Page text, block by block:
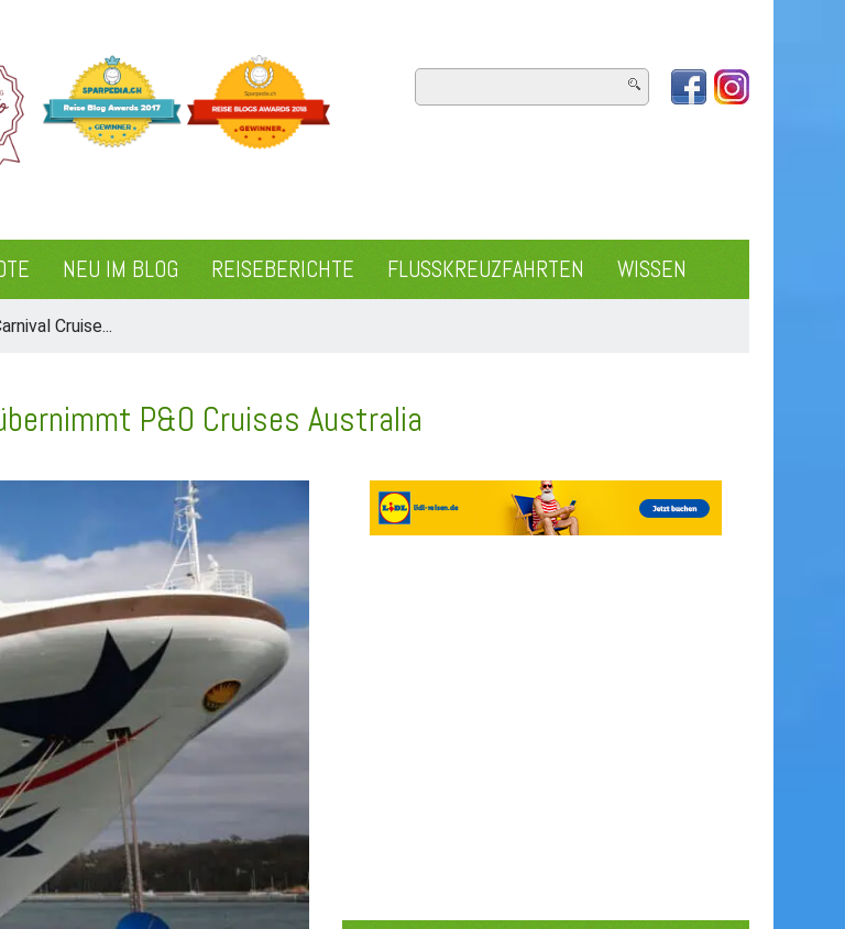
NEU IM BLOG REISEBERICHTE FLUSSKREUZFAHRTEN WISSEN
Cruise...
P&O Cruises Australia